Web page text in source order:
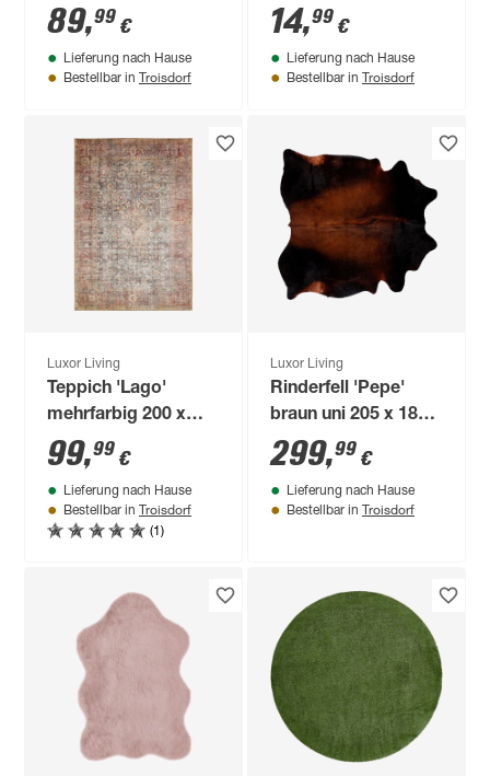
89,99 €
Lieferung nach Hause
Bestellbar in Troisdorf
80 cm
14,99 €
Lieferung nach Hause
Bestellbar in Troisdorf
Luxor Living
Teppich 'Lago'
mehrfarbig 200 x
290 cm
99,99 €
Lieferung nach Hause
Bestellbar in Troisdorf
(1)
Luxor Living
Rinderfell 'Pepe'
braun uni 205 x 180
cm
299,99 €
Lieferung nach Hause
Bestellbar in Troisdorf